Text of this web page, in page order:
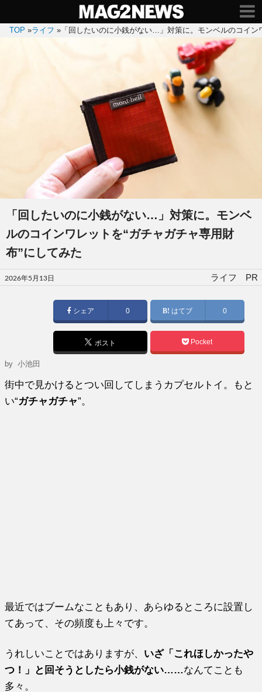
TOP »ライフ » 「回したいのに小銭がない…」対策に。モンベルのコイン
「回したいのに小銭がない…」対策に。モンベ
ルのコインワレットを“ガチャガチャ専用財
布”にしてみた
投
稿
2026年5月13日 ライフ PR
シェア 0 はてブ 0
ポスト Pocket
by小池田
街中で見かけるとつい回してしまうカプセルトイ。もと
い“ガチャガチャ”。
最近ではブームなこともあり、あらゆるところに設置し
てあって、その頻度も上々です。
うれしいことではありますが、 いざ「これほしかったや
つ！」と回そうとしたら小銭がない……なんてことも
多々。